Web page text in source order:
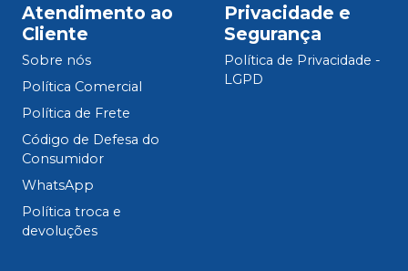
Atendimento ao
Cliente
Sobre nós
Política Comercial
Política de Frete
Código de Defesa do
Consumidor
WhatsApp
Política troca e
devoluções
Privacidade e
Segurança
Política de Privacidade -
LGPD